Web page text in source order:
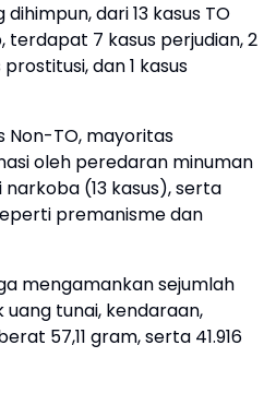
dari 13 kasus TO
terdapat 7 kasus perjudian, 2
dan 1 kasus
Non-TO, mayoritas
oleh peredaran minuman
narkoba (13 kasus), serta
premanisme dan
mengamankan sejumlah
tunai, kendaraan,
57,11 gram, serta 41.916